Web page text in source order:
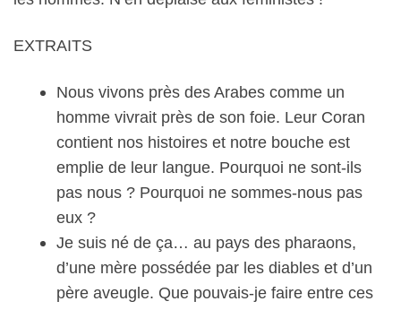
EXTRAITS
Nous vivons près des Arabes comme un
homme vivrait près de son foie. Leur Coran
contient nos histoires et notre bouche est
emplie de leur langue. Pourquoi ne sont-ils
pas nous ? Pourquoi ne sommes-nous pas
eux ?
Je suis né de ça… au pays des pharaons,
d’une mère possédée par les diables et d’un
père aveugle. Que pouvais-je faire entre ces